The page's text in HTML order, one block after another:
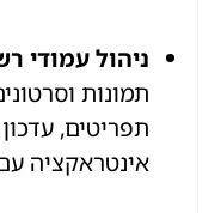
ניהול עמודי
תמונות
תפריטים,
אינטראקציה